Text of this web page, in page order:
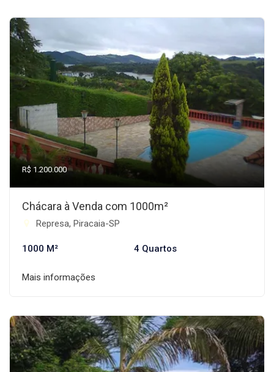
R$ 1.200.000
Chácara à Venda com 1000m²
Represa, Piracaia-SP
1000 M² 4 Quartos
Mais informações